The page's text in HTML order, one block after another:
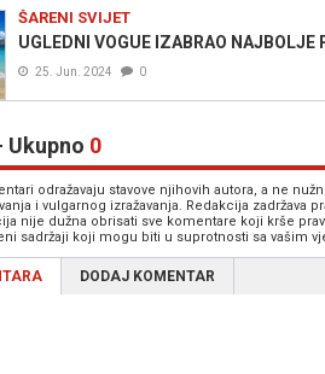
ŠARENI SVIJET
UGLEDNI VOGUE IZABRAO
25. Jun. 2024 0
Ukupno 0
odražavaju stavove njihovih autora, a ne
i vulgarnog izražavanja. Redakcija
nije dužna obrisati sve komentare koji krše
sadržaji koji mogu biti u suprotnosti sa vašim
DODAJ KOMENTAR